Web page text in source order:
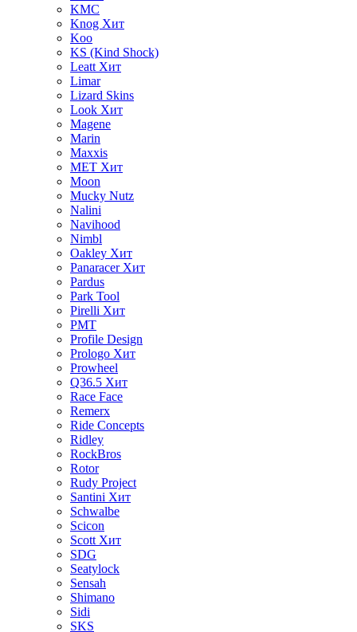
KMC
Knog Хит
Koo
KS (Kind Shock)
Leatt Хит
Limar
Lizard Skins
Look Хит
Magene
Marin
Maxxis
MET Хит
Moon
Mucky Nutz
Nalini
Navihood
Nimbl
Oakley Хит
Panaracer Хит
Pardus
Park Tool
Pirelli Хит
PMT
Profile Design
Prologo Хит
Prowheel
Q36.5 Хит
Race Face
Remerx
Ride Concepts
Ridley
RockBros
Rotor
Rudy Project
Santini Хит
Schwalbe
Scicon
Scott Хит
SDG
Seatylock
Sensah
Shimano
Sidi
SKS